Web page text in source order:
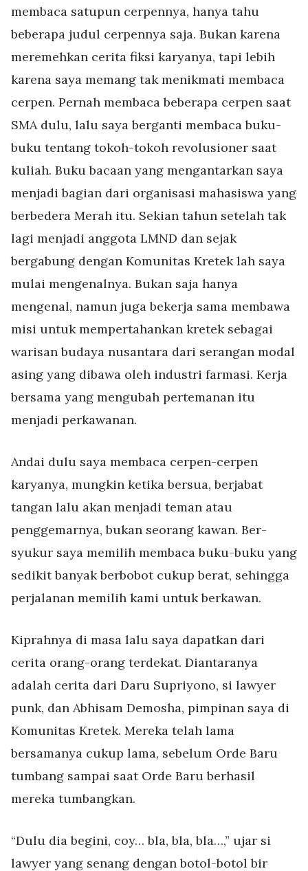
membaca satupun cerpennya, hanya tahu
beberapa judul cerpennya saja. Bukan karena
meremehkan cerita fiksi karyanya, tapi lebih
karena saya memang tak menikmati membaca
cerpen. Pernah membaca beberapa cerpen saat
SMA dulu, lalu saya berganti membaca buku-
buku tentang tokoh-tokoh revolusioner saat
kuliah. Buku bacaan yang mengantarkan saya
menjadi bagian dari organisasi mahasiswa yang
berbedera Merah itu. Sekian tahun setelah tak
lagi menjadi anggota LMND dan sejak
bergabung dengan Komunitas Kretek lah saya
mulai mengenalnya. Bukan saja hanya
mengenal, namun juga bekerja sama membawa
misi untuk mempertahankan kretek sebagai
warisan budaya nusantara dari serangan modal
asing yang dibawa oleh industri farmasi. Kerja
bersama yang mengubah pertemanan itu
menjadi perkawanan.
Andai dulu saya membaca cerpen-cerpen
karyanya, mungkin ketika bersua, berjabat
tangan lalu akan menjadi teman atau
penggemarnya, bukan seorang kawan. Ber-
syukur saya memilih membaca buku-buku yang
sedikit banyak berbobot cukup berat, sehingga
perjalanan memilih kami untuk berkawan.
Kiprahnya di masa lalu saya dapatkan dari
cerita orang-orang terdekat. Diantaranya
adalah cerita dari Daru Supriyono, si lawyer
punk, dan Abhisam Demosha, pimpinan saya di
Komunitas Kretek. Mereka telah lama
bersamanya cukup lama, sebelum Orde Baru
tumbang sampai saat Orde Baru berhasil
mereka tumbangkan.
“Dulu dia begini, coy… bla, bla, bla…,” ujar si
lawyer yang senang dengan botol-botol bir